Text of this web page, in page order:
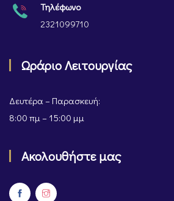
Τηλέφωνο
2321099710
Ωράριο Λειτουργίας
Δευτέρα – Παρασκευή:
8:00 πμ – 15:00 μμ
Ακολουθήστε μας